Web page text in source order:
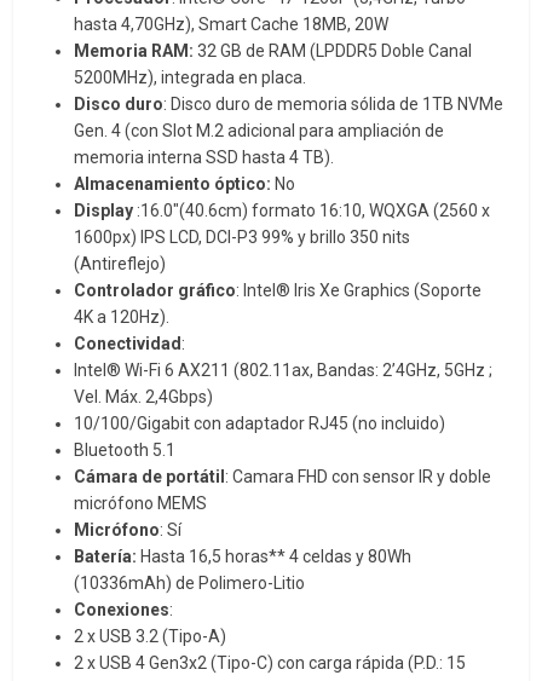
hasta 4,70GHz), Smart Cache 18MB, 20W
Memoria RAM:32 GB de RAM (LPDDR5 Doble Canal
5200MHz), integrada en placa.
Disco duro: Disco duro de memoria sólida de 1TB NVMe
Gen. 4 (con Slot M.2 adicional para ampliación de
memoria interna SSD hasta 4 TB).
Almacenamiento óptico:No
Display :16.0″(40.6cm) formato 16:10, WQXGA (2560 x
1600px) IPS LCD, DCI-P3 99% y brillo 350 nits
(Antireflejo)
Controlador gráfico: Intel® Iris Xe Graphics (Soporte
4K a 120Hz).
Conectividad:
Intel® Wi-Fi 6 AX211 (802.11ax, Bandas: 2’4GHz, 5GHz ;
Vel. Máx. 2,4Gbps)
10/100/Gigabit con adaptador RJ45 (no incluido)
Bluetooth 5.1
Cámara de portátil: Camara FHD con sensor IR y doble
micrófono MEMS
Micrófono: Sí
Batería:Hasta 16,5 horas** 4 celdas y 80Wh
(10336mAh) de Polimero-Litio
Conexiones:
2 x USB 3.2 (Tipo-A)
2 x USB 4 Gen3x2 (Tipo-C) con carga rápida (P.D.: 15